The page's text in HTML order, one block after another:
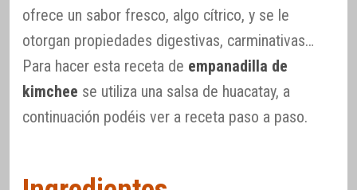
ofrece un sabor fresco, algo cítrico, y se le
otorgan propiedades digestivas, carminativas…
Para hacer esta receta de empanadilla de
kimchee se utiliza una salsa de huacatay, a
continuación podéis ver a receta paso a paso.